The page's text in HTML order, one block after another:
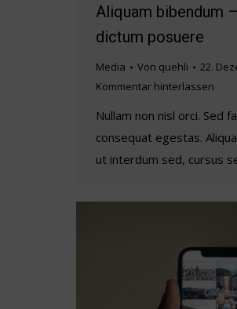
Aliquam bibendum
dictum posuere
Media Von quehli
22.
Kommentar hinterlassen
Nullam non nisl orci. Sed
consequat egestas.
ut interdum sed, cursus